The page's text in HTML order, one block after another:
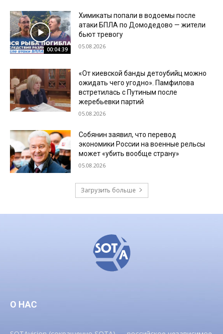
00:04:39
Химикаты попали в водоемы после
атаки БПЛА по Домодедово — жители
бьют тревогу
05.08.2026
«От киевской банды детоубийц можно
ожидать чего угодно». Памфилова
встретилась с Путиным после
жеребьевки партий
05.08.2026
Собянин заявил, что перевод
экономики России на военные рельсы
может «убить вообще страну»
05.08.2026
Загрузить больше
О НАС